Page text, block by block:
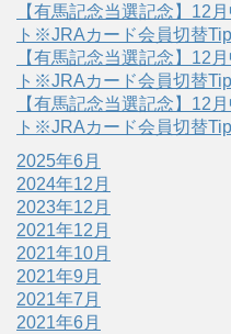
【有馬記念当選記念】12
ト※JRAカード会員切替
【有馬記念当選記念】12
ト※JRAカード会員切替
【有馬記念当選記念】12
ト※JRAカード会員切替
2025年6月
2024年12月
2023年12月
2021年12月
2021年10月
2021年9月
2021年7月
2021年6月